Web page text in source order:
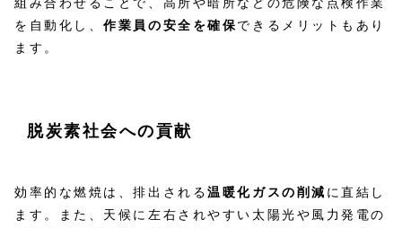
組み合わせることで、高所や暗所などの危険な点検作業
を自動化し、作業員の安全を確保できるメリットもあり
ます。
脱炭素社会への貢献
効率的な燃焼は、排出される温暖化ガスの削減 に直結し
ます。また、天候に左右されやすい太陽光や風力発電の